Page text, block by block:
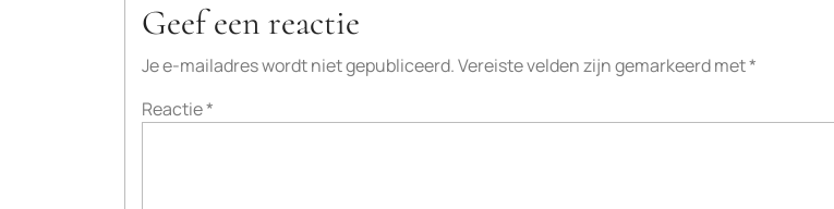
Geef een reactie
Je e-mailadres wordt niet gepubliceerd.Vereiste velden zijn gemarkeerd met*
Reactie*